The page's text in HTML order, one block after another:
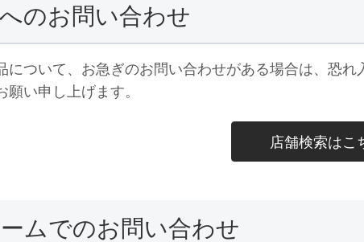
のお問い合わせ
について、お急ぎのお問い合わせがある場合は、恐
願い申し上げます。
店舗検索はこ
ムでのお問い合わせ